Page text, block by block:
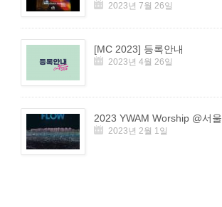
2023년 7월 26일
[MC 2023] 등록안내
2023년 4월 26일
2023 YWAM Worship @서울
2023년 2월 1일